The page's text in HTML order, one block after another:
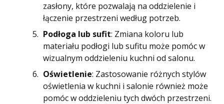
zasłony, które pozwalają na oddzielenie i
łączenie przestrzeni według potrzeb.
Podłoga lub sufit: Zmiana koloru lub
materiału podłogi lub sufitu może pomóc w
wizualnym oddzieleniu kuchni od salonu.
Oświetlenie: Zastosowanie różnych stylów
oświetlenia w kuchni i salonie również może
pomóc w oddzieleniu tych dwóch przestrzeni.